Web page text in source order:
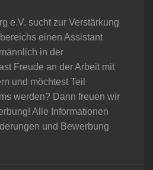
e.V. sucht zur Verstärkung
einen Assistant
in der
Freude an der Arbeit mit
und möchtest Teil
werden? Dann freuen wir
Alle Informationen
und Bewerbung